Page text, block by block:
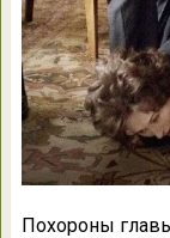
Похороны